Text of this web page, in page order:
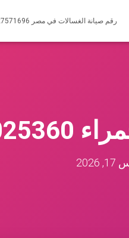
رقم صيانة الغسالات في مصر 01127571696